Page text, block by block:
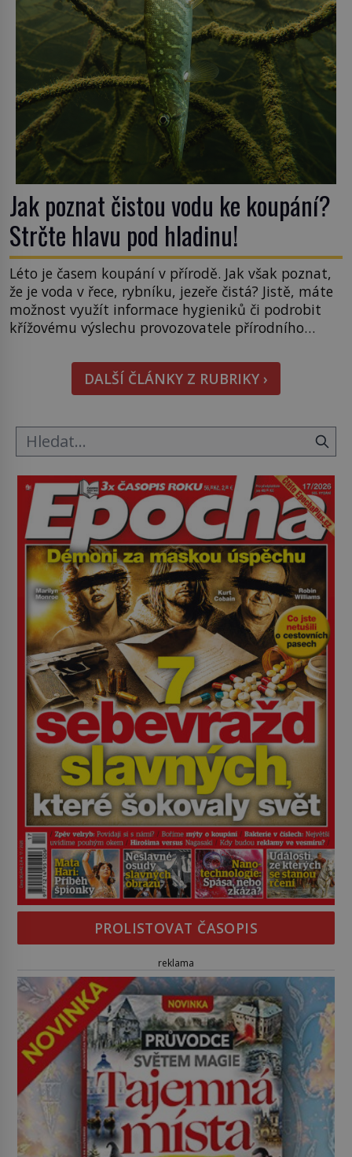
v rumunské vesnici Sapanta, nedaleko hranic […]
Jak poznat čistou vodu ke koupání?
Strčte hlavu pod hladinu!
Léto je časem koupání v přírodě. Jak však poznat,
že je voda v řece, rybníku, jezeře čistá? Jistě, máte
možnost využít informace hygieniků či podrobit
křížovému výslechu provozovatele přírodního
Podívat se pod hladinu a zjistit, kdo si onu
konkrétní vodní lokalitu oblíbil už dávno před
vámi. Říká se jim bioindikátory […]
DALŠÍ ČLÁNKY Z RUBRIKY ›
PROLISTOVAT ČASOPIS
reklama